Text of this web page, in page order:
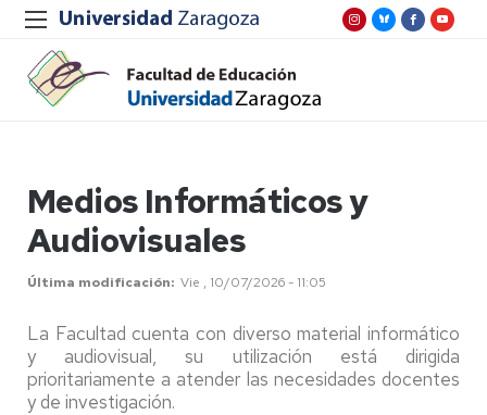
Medios Informáticos y
Audiovisuales
Última modificación Vie , 10/07/2026 - 11:05
La Facultad cuenta con diverso material informático
y audiovisual, su utilización está dirigida
prioritariamente a atender las necesidades docentes
y de investigación.